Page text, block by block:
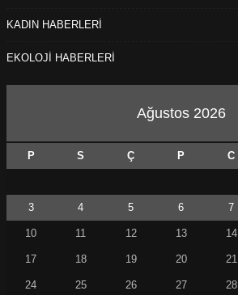
KADIN HABERLERİ
EKOLOJİ HABERLERİ
Ağustos 2026
P S Ç P C
3 4 5 6 7
10 11 12 13 14
17 18 19 20 21
24 25 26 27 28